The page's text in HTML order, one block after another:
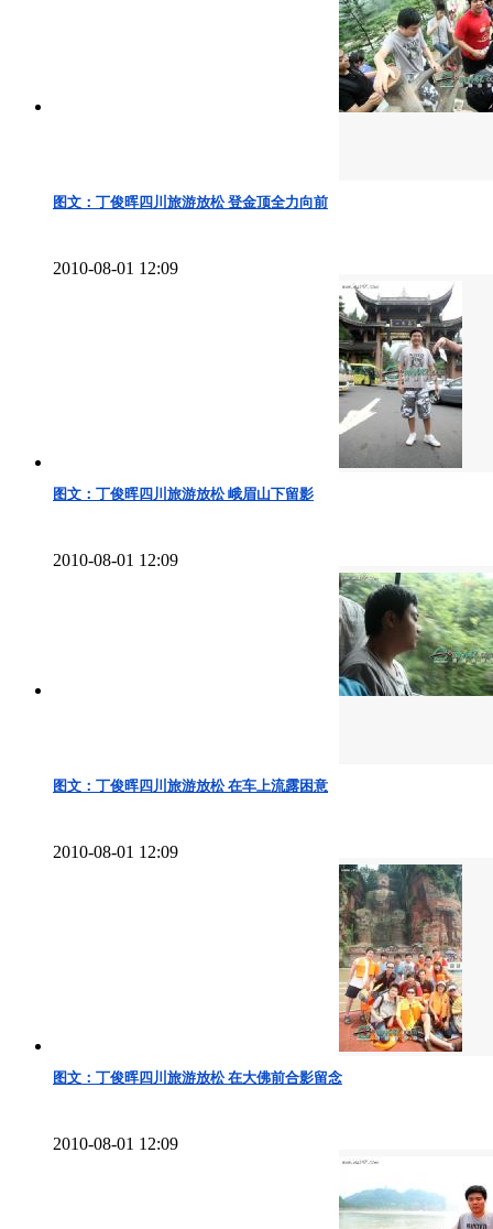
图文：丁俊晖四川旅游放松 登金顶全力向前
2010-08-01 12:09
图文：丁俊晖四川旅游放松 峨眉山下留影
2010-08-01 12:09
图文：丁俊晖四川旅游放松 在车上流露困意
2010-08-01 12:09
图文：丁俊晖四川旅游放松 在大佛前合影留念
2010-08-01 12:09